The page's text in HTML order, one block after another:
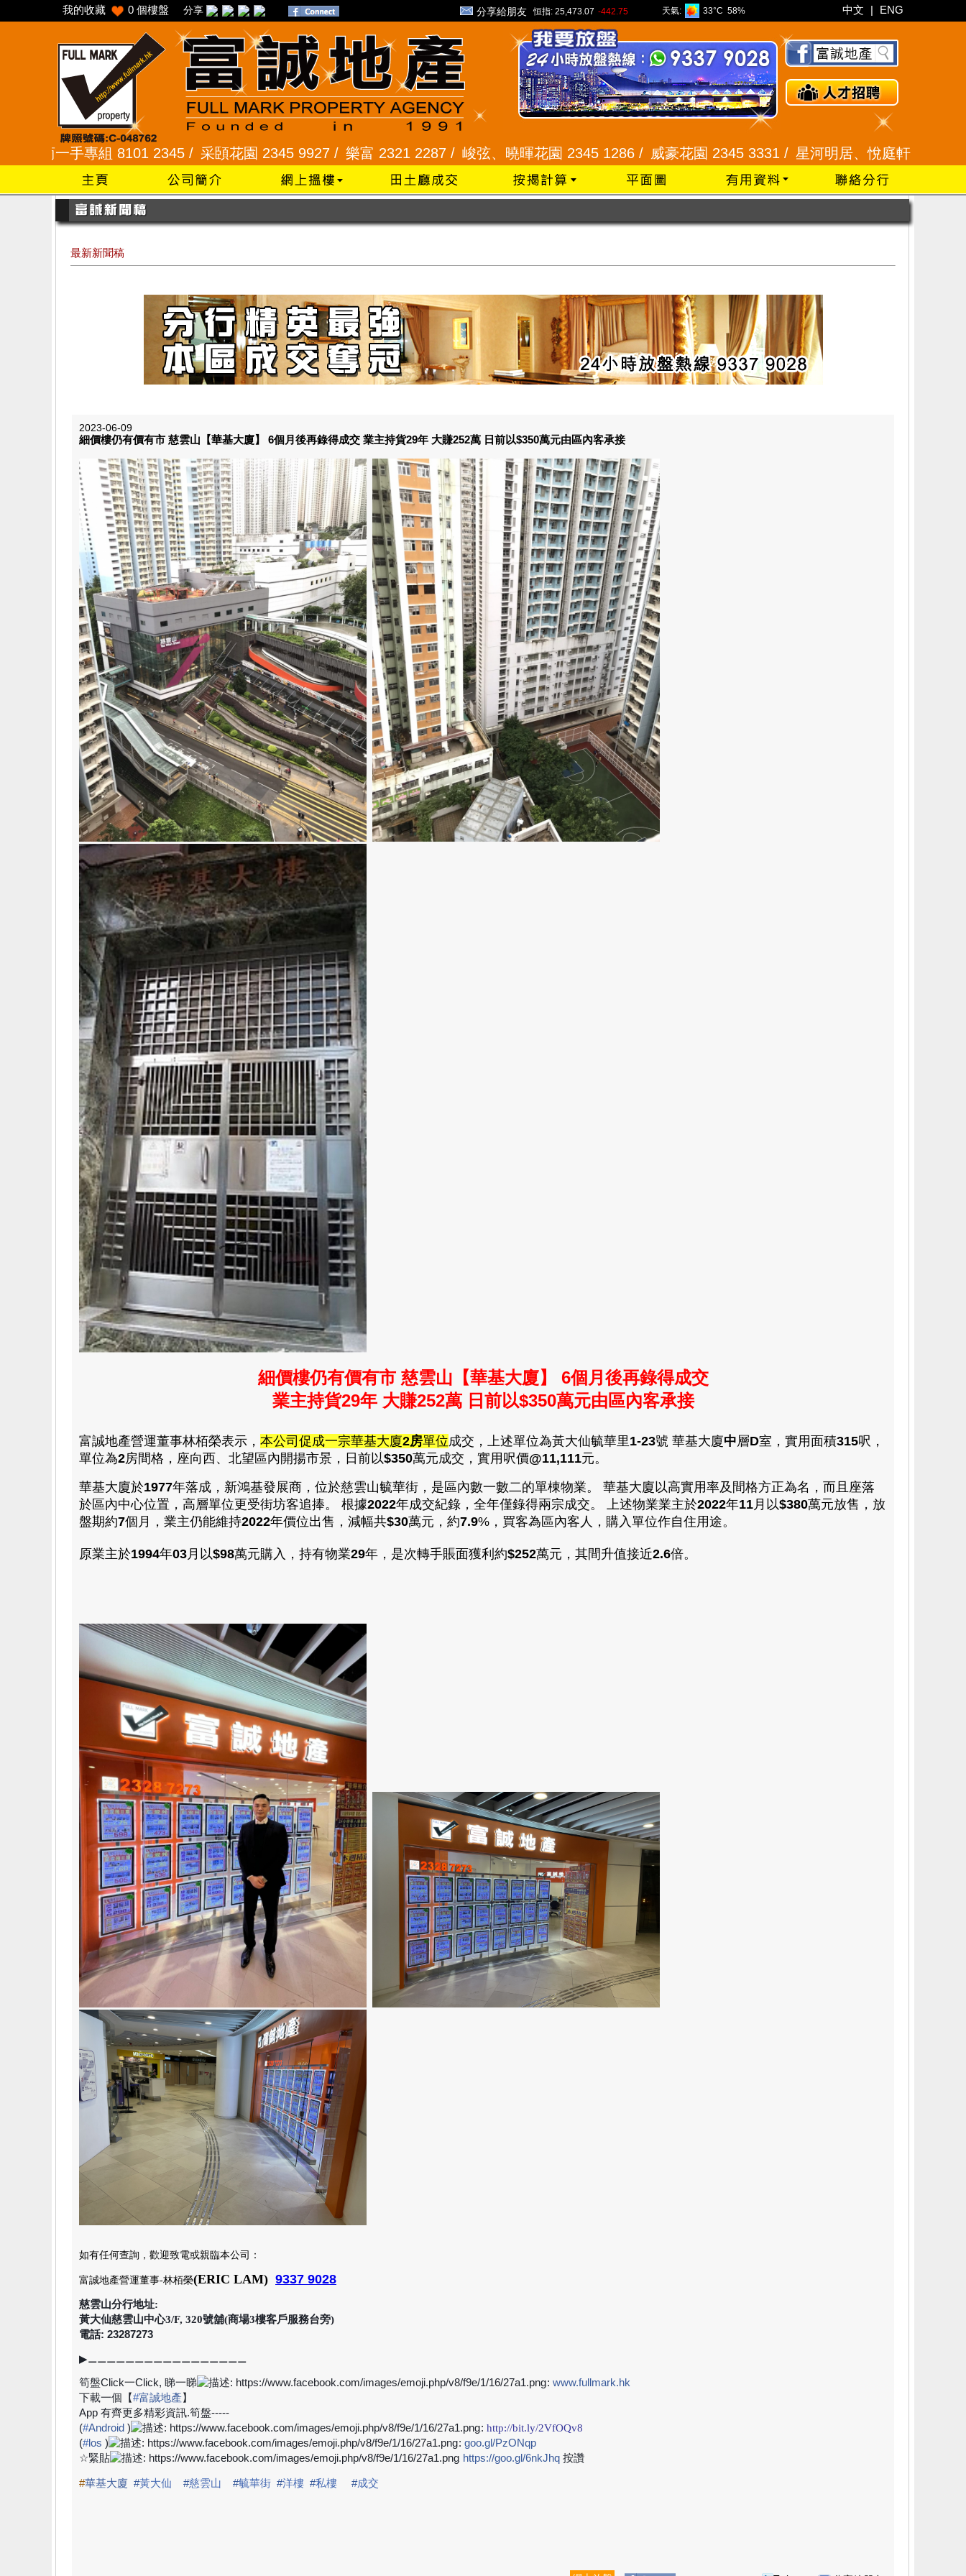
我的收藏 0 個樓盤 分享 分享給朋友 恒指: 25,473.07 -442.75 天氣: 33°C 58% 中文 | ENG
8101 2345 /采頣花園 2345 9927 / 樂富 2321 2287 /峻弦、曉暉花園 2345 1286 / 威豪花園 2345 3331 / 星河明居、悅庭軒 2116 8008 /現崇山、
最新新聞稿
2023-06-09
細價樓仍有價有市 慈雲山【華基大廈】 6個月後再錄得成交 業主持貨29年 大賺252萬 日前以$350萬元由區內客承接
細價樓仍有價有市 慈雲山 【華基大廈】 6個月後再錄得成交
業主持貨29年 大賺252萬 日前以$350萬元由區內客承接
富誠地產營運董事林栢榮表示， 本公司促成一宗華基大廈2房單位成交 ， 上述單位為黃大仙毓華里1-23號 華基大廈中層D室 ， 實用面積315呎，
單位為2房間格，座向西、北望區內開揚市景， 日前以$350萬元成交， 實用呎價@11,111元。
華基大廈於1977年落成， 新鴻基發展商，位於慈雲山毓華街，是區內數一數二的單棟物業。 華基大廈以高實用率及 間格方正為名，而且座落
於區內中心位置，高層單位更受街坊客追捧。 根據2022年成交紀錄，全年僅錄得兩宗成交。 上述物業業主於2022年11月以$380萬元放售，放
盤期約7個月，業主仍能維持2022年價位出售， 減幅共$30萬元，約7.9%，買客為 區內客人，購入單位作自住用途。
原業主於1994年03月以$98萬元購入， 持有物業29年，是次轉手賬面獲利約$252萬元，其間升值接近2.6倍。
如有任何查詢，歡迎致電或親臨本公司 ：
富誠地產營運董事-林栢榮(ERIC LAM) 9337 9028
慈雲山分行地址:
黃大仙慈雲山中心3/F, 320號舖(商場3樓客戶服務台旁)
電話: 23287273
▶⚊⚊⚊⚊⚊⚊⚊⚊⚊⚊⚊⚊⚊⚊⚊⚊⚊
筍盤Click一Click, 睇一睇 : www.fullmark.hk
下載一個【#富誠地產】
App 有齊更多精彩資訊.筍盤-----
(#Android ) : http://bit.ly/2VfOQv8
(#los ) : goo.gl/PzONqp
☆緊貼 https://goo.gl/6nkJhq 按讚
#華基大廈 #黃大仙 #慈雲山 #毓華街 #洋樓 #私樓 #成交